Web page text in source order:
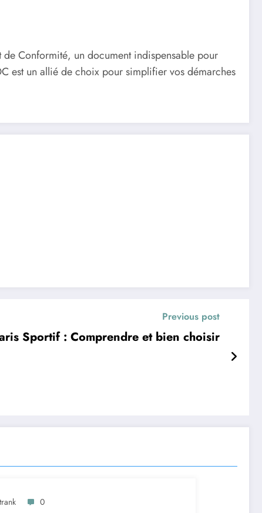
Conformité, un document indispensable pour
est un allié de choix pour simplifier vos démarches
Previous post
Sportif : Comprendre et bien choisir
0